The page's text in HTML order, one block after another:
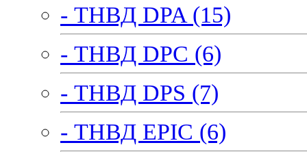
- ТНВД DPA (15)
- ТНВД DPC (6)
- ТНВД DPS (7)
- ТНВД EPIC (6)